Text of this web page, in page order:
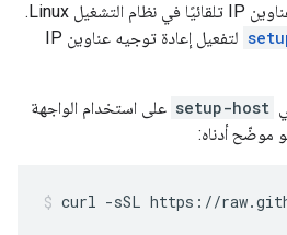
يتم عادةً إيقاف إعادة توجيه عناوين IP تلقائيًا في نظام التشغيل Linux.
لتفعيل إعادة توجيه عناوين IP
setup-host على استخدام الواجهة
موضّح أدناه:
curl -sSL https://